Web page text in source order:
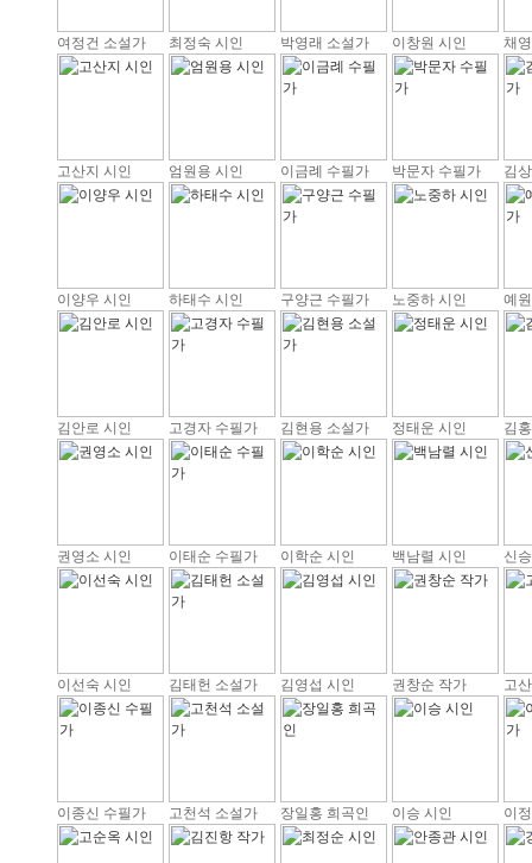
여정건 소설가 최정숙 시인 박영래 소설가 이창원 시인 채
고산지 시인 엄원용 시인 이금례 수필가 박문자 수필가 김
이양우 시인 하태수 시인 구양근 수필가 노중하 시인 예
김안로 시인 고경자 수필가 김현용 소설가 정태운 시인 김
권영소 시인 이태순 수필가 이학순 시인 백남렬 시인 신
이선숙 시인 김태헌 소설가 김영섭 시인 권창순 작가 고
이종신 수필가 고천석 소설가 장일홍 희곡인 이승 시인 이